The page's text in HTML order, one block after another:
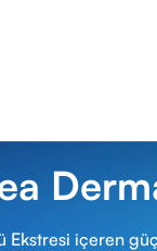
Ekstresi içeren